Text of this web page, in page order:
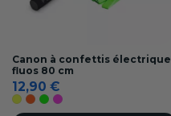
Canon à confettis électrique
fluos 80 cm
12,90 €
Jaune fluo
Orange fluo
Vert fluo
Rose fluo